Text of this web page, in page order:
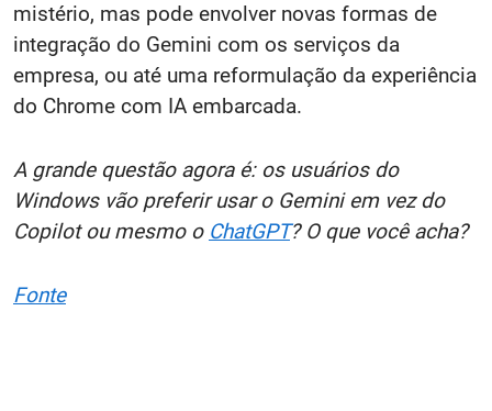
mistério, mas pode envolver novas formas de
integração do Gemini com os serviços da
empresa, ou até uma reformulação da experiência
do Chrome com IA embarcada.
A grande questão agora é: os usuários do
Windows vão preferir usar o Gemini em vez do
Copilot ou mesmo o ChatGPT? O que você acha?
Fonte